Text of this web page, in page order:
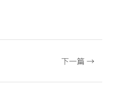
下一篇 →